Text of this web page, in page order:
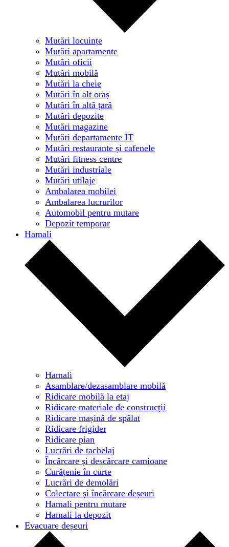
Mutări locuințe
Mutări apartamente
Mutări oficii
Mutări mobilă
Mutări la cheie
Mutări în alt oraș
Mutări în altă țară
Mutări depozite
Mutări magazine
Mutări departamente IT
Mutări restaurante și cafenele
Mutări fitness centre
Mutări industriale
Mutări utilaje
Ambalarea mobilei
Ambalarea lucrurilor
Automobil pentru mutare
Depozit temporar
Hamali
Hamali
Asamblare/dezasamblare mobilă
Ridicare mobilă la etaj
Ridicare materiale de construcții
Ridicare mașină de spălat
Ridicare frigider
Ridicare pian
Lucrări de tachelaj
Încărcare și descărcare camioane
Curățenie în curte
Lucrări de demolări
Colectare și încărcare deșeuri
Hamali pentru mutare
Hamali la depozit
Evacuare deșeuri